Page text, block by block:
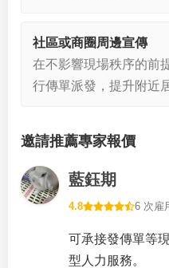
社區或商圈周邊宣傳
在不影響現場秩序的前
行傳單派發，提升附近
邀請推薦專家報價
藍鈺期
4.8 6 次雇
可承接發傳單等
型人力服務。